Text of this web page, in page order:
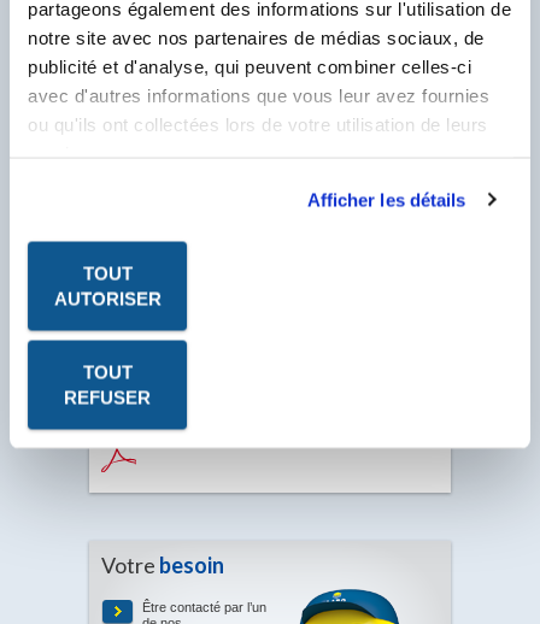
partageons également des informations sur l'utilisation de
notre site avec nos partenaires de médias sociaux, de
publicité et d'analyse, qui peuvent combiner celles-ci
avec d'autres informations que vous leur avez fournies
ou qu'ils ont collectées lors de votre utilisation de leurs
Afficher les détails
TOUT
AUTORISER
TOUT
REFUSER
* Champ obligatoire
P.V. à télécharger sont au format PDF. Ce format nécessite
télécharger.
Votre besoin
Être contacté par l’un